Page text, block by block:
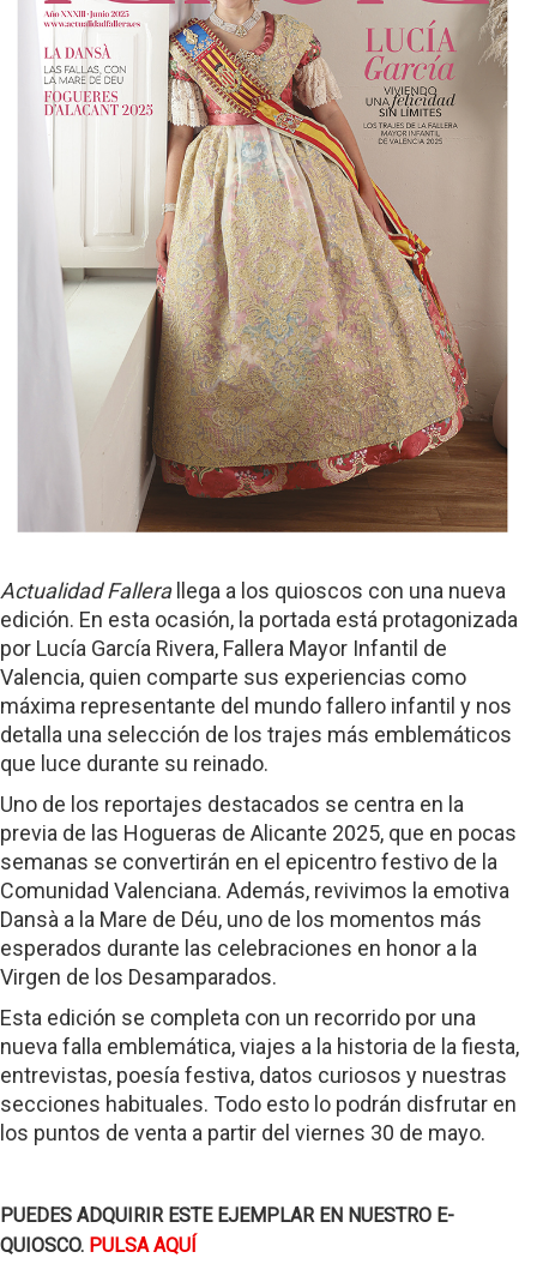
Actualidad Fallerallega a los quioscos con una nueva
edición. En esta ocasión, la portada está protagonizada
por Lucía García Rivera, Fallera Mayor Infantil de
Valencia, quien comparte sus experiencias como
máxima representante del mundo fallero infantil y nos
detalla una selección de los trajes más emblemáticos
que luce durante su reinado.
Uno de los reportajes destacados se centra en la
previa de las Hogueras de Alicante 2025, que en pocas
semanas se convertirán en el epicentro festivo de la
Comunidad Valenciana. Además, revivimos la emotiva
Dansà a la Mare de Déu, uno de los momentos más
esperados durante las celebraciones en honor a la
Virgen de los Desamparados.
Esta edición se completa con un recorrido por una
nueva falla emblemática, viajes a la historia de la fiesta,
entrevistas, poesía festiva, datos curiosos y nuestras
secciones habituales. Todo esto lo podrán disfrutar en
los puntos de venta a partir del viernes 30 de mayo.
PUEDES ADQUIRIR ESTE EJEMPLAR EN NUESTRO E-
QUIOSCO. PULSA AQUÍ